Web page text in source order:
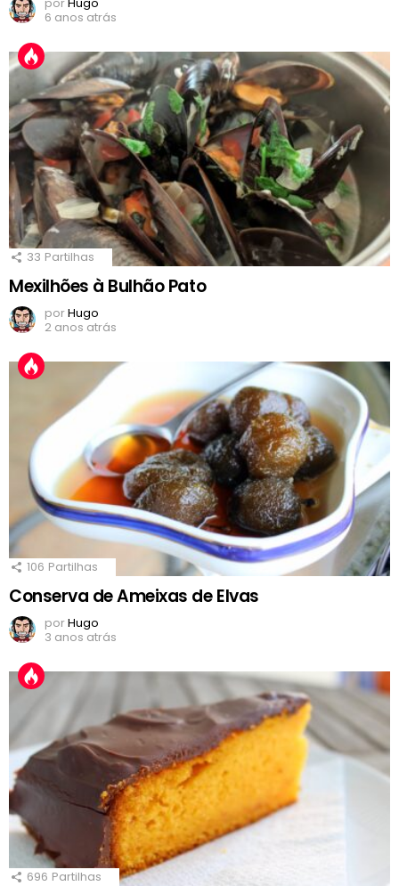
6 anos atrás
33 Partilhas
Mexilhões à Bulhão Pato
porHugo
2 anos atrás
106 Partilhas
Conserva de Ameixas de Elvas
porHugo
3 anos atrás
696 Partilhas